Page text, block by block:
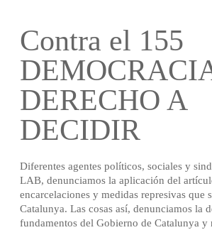
Contra el 155
DERECHO A
DECIDIR
Diferentes agentes políticos, sociales y
LAB, denunciamos la aplicación del
encarcelaciones y medidas represivas que
Catalunya. Las cosas así, denunciamos la
fundamentos del Gobierno de Catalunya y